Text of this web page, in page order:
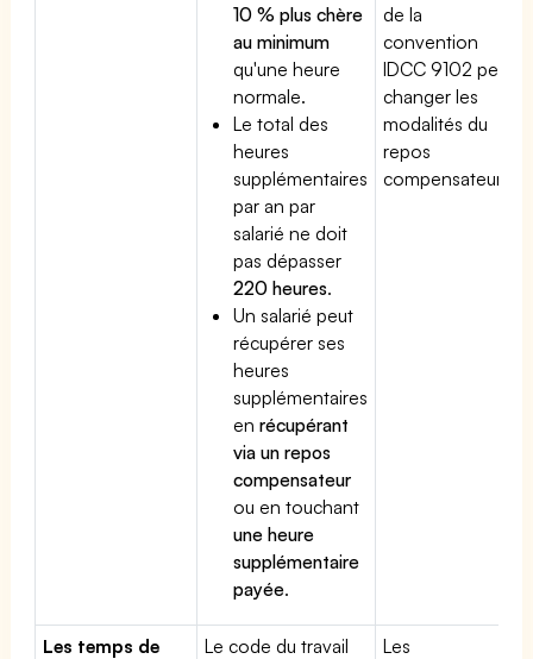
10 % plus chère
au minimum
qu'une heure
normale.
Le total des
heures
supplémentaires
par an par
salarié ne doit
pas dépasser
220 heures.
Un salarié peut
récupérer ses
heures
supplémentaires
enrécupérant
via un repos
compensateur
ou en touchant
une heure
supplémentaire
payée.
de la
convention
IDCC 9102 peut
changer les
modalités du
repos
compensateur.
Les temps de
Le code du travail
Les